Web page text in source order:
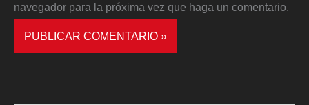
navegador para la próxima vez que haga un comentario.